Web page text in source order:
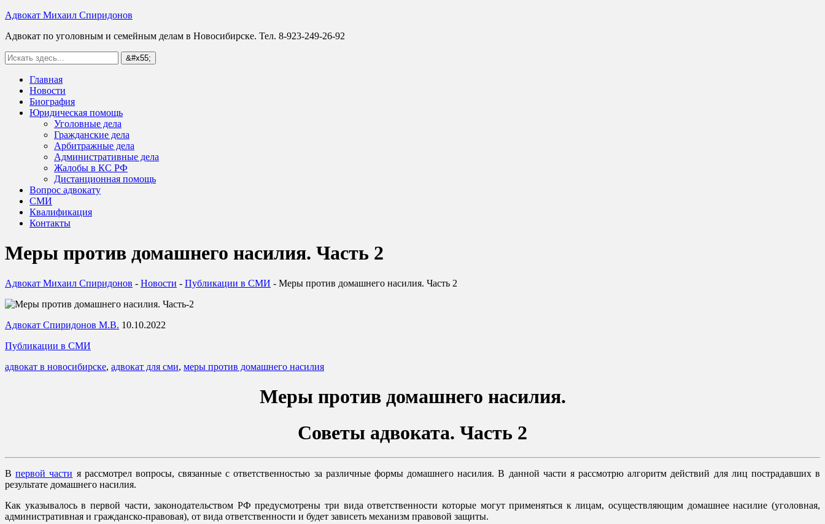
Адвокат Михаил Спиридонов
Адвокат по уголовным и семейным делам в Новосибирске. Тел. 8-923-249-26-92
Главная
Новости
Биография
Юридическая помощь
Уголовные дела
Гражданские дела
Арбитражные дела
Административные дела
Жалобы в КС РФ
Дистанционная помощь
Вопрос адвокату
СМИ
Квалификация
Контакты
Меры против домашнего насилия. Часть 2
Адвокат Михаил Спиридонов - Новости - Публикации в СМИ - Меры против домашнего насилия. Часть 2
Адвокат Спиридонов М.В. 10.10.2022
Публикации в СМИ
адвокат в новосибирске, адвокат для сми, меры против домашнего насилия
Меры против домашнего насилия.
Советы адвоката. Часть 2
Впервой части я рассмотрел вопросы, связанные с ответственностью за различные формы домашнего насилия. В данной части я рассмотрю алгоритм действий для лиц пострадавших в
результате домашнего насилия.
Как указывалось в первой части, законодательством РФ предусмотрены три вида ответственности которые могут применяться к лицам, осуществляющим домашнее насилие (уголовная,
административная и гражданско-правовая), от вида ответственности и будет зависеть механизм правовой защиты.